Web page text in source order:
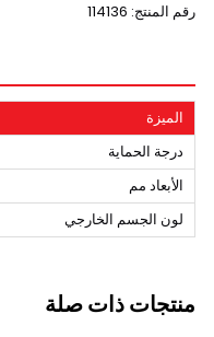
رقم المنتج: 114136
الميزة
درجة الحماية
الأبعاد مم
لون الجسم الخارجي
منتجات ذات صلة